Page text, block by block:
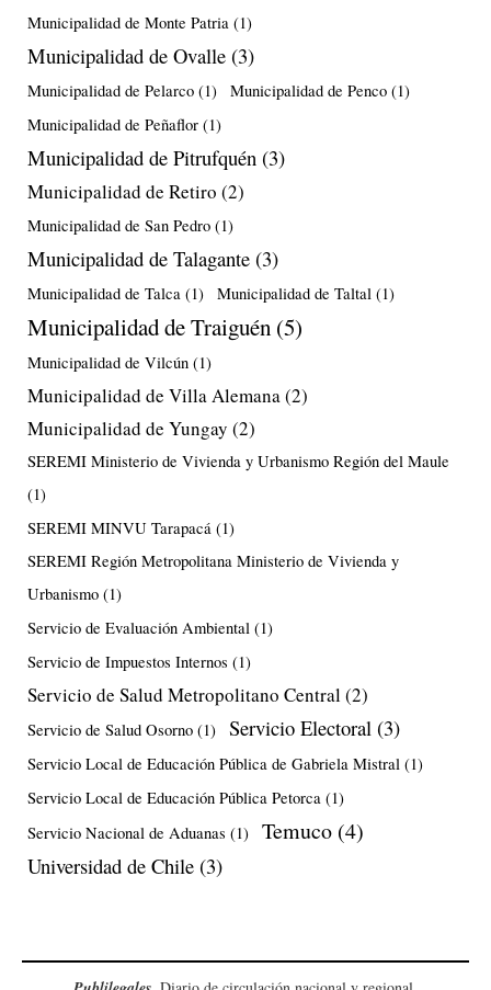
Municipalidad de Monte Patria (1)
Municipalidad de Ovalle (3)
Municipalidad de Pelarco (1) Municipalidad de Penco (1)
Municipalidad de Peñaflor (1)
Municipalidad de Pitrufquén (3)
Municipalidad de Retiro (2)
Municipalidad de San Pedro (1)
Municipalidad de Talagante (3)
Municipalidad de Talca (1) Municipalidad de Taltal (1)
Municipalidad de Traiguén (5)
Municipalidad de Vilcún (1)
Municipalidad de Villa Alemana(2)
Municipalidad de Yungay (2)
SEREMI Ministerio de Vivienda y Urbanismo Región del Maule
(1)
SEREMI MINVU Tarapacá (1)
SEREMI Región Metropolitana Ministerio de Vivienda y
Urbanismo (1)
Servicio de Evaluación Ambiental (1)
Servicio de Impuestos Internos (1)
Servicio de Salud Metropolitano Central(2)
Servicio de Salud Osorno (1) Servicio Electoral (3)
Servicio Local de Educación Pública de Gabriela Mistral (1)
Servicio Local de Educación Pública Petorca (1)
Servicio Nacional de Aduanas (1) Temuco (4)
Universidad de Chile (3)